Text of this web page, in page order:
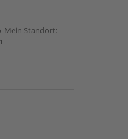
Mein Standort: